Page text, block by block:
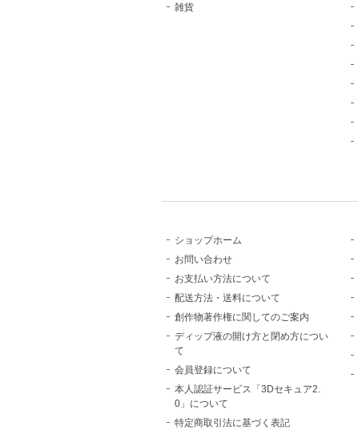
雑貨
ショップホーム
お問い合わせ
お支払い方法について
配送方法・送料について
創作物著作権に関してのご案内
ディップ液の開け方と閉め方につい
て
会員登録について
本人認証サービス「3Dセキュア2.
0」について
特定商取引法に基づく表記